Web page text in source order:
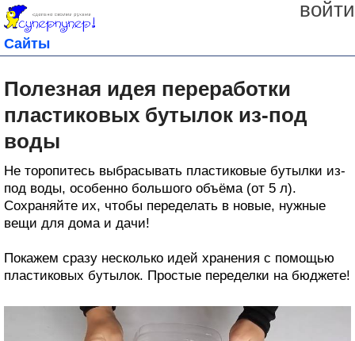
войти
Сайты
Полезная идея переработки
пластиковых бутылок из-под
воды
Не торопитесь выбрасывать пластиковые бутылки из-
под воды, особенно большого объёма (от 5 л).
Сохраняйте их, чтобы переделать в новые, нужные
вещи для дома и дачи!
Покажем сразу несколько идей хранения с помощью
пластиковых бутылок. Простые переделки на бюджете!